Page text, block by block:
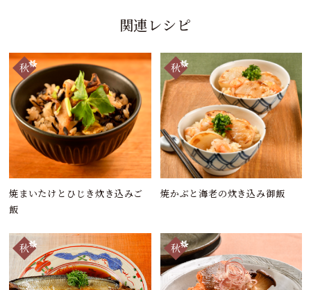
関連レシピ
焼まいたけとひじき炊き込みご
飯
焼かぶと海老の炊き込み御飯